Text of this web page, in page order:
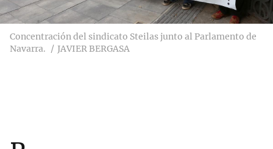
Concentración del sindicato Steilas junto al Parlamento de
Navarra.
JAVIER BERGASA